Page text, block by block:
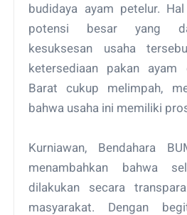
budidaya ayam petelur.
potensi besar yang
kesuksesan usaha
ketersediaan pakan
Barat cukup melimpah,
bahwa usaha ini memiliki
Kurniawan, Bendahara
menambahkan bahwa
dilakukan secara
masyarakat. Dengan